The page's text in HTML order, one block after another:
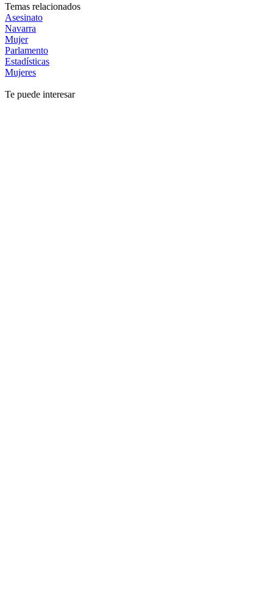
Temas relacionados
Asesinato
Navarra
Mujer
Parlamento
Estadísticas
Mujeres
Te puede interesar